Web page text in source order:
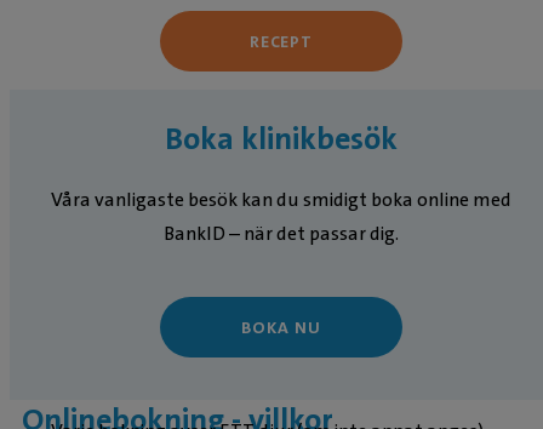
Boka klinikbesök
Våra vanligaste besök kan du smidigt boka online med
BankID – när det passar dig.
BOKA NU
Onlinebokning - villkor
RECEPT